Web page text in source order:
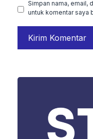
Simpan nama, email,
untuk komentar saya